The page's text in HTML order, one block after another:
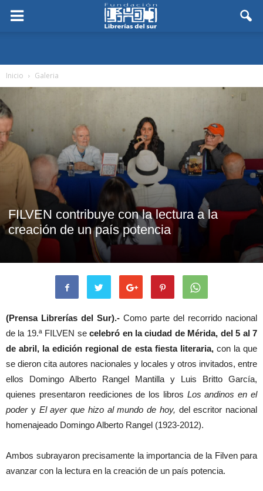
Inicio Galeria
FILVEN contribuye con la lectura a la
creación de un país potencia
(Prensa Librerías del Sur).- Como parte del recorrido nacional
de la 19.ª FILVEN secelebró en la ciudad de Mérida, del 5 al 7
de abril, la edición regional de esta fiesta literaria,con la que
se dieron cita autores nacionales y locales y otros invitados, entre
ellos Domingo Alberto Rangel Mantilla y Luis Britto García,
quienes presentaron reediciones de los libros Los andinos en el
poderyEl ayer que hizo al mundo de hoy, del escritor nacional
homenajeado Domingo Alberto Rangel (1923-2012).
Ambos subrayaron precisamente la importancia de la Filven para
avanzar con la lectura en la creación de un país potencia.